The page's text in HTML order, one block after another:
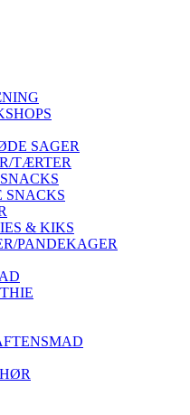
SAGER
TÆRTER
SNACKS
& KIKS
PANDEKAGER